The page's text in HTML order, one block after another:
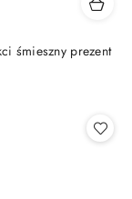
śmieszny prezent